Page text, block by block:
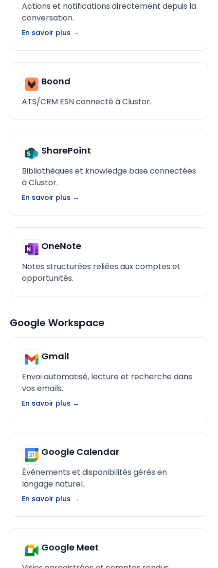
Actions et notifications directement depuis la
conversation.
En savoir plus →
Boond
ATS/CRM ESN connecté à Clustor.
SharePoint
Bibliothèques et knowledge base connectées
à Clustor.
En savoir plus →
OneNote
Notes structurées reliées aux comptes et
opportunités.
Google Workspace
Gmail
Envoi automatisé, lecture et recherche dans
vos emails.
En savoir plus →
Google Calendar
Événements et disponibilités gérés en
langage naturel.
En savoir plus →
Google Meet